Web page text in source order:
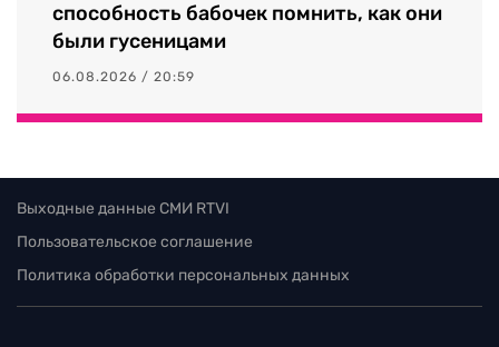
способность бабочек помнить, как они
были гусеницами
06.08.2026 / 20:59
Выходные данные СМИ RTVI
Пользовательское соглашение
Политика обработки персональных данных